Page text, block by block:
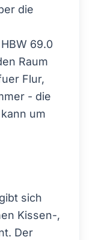
die
69.0
Raum
Flur,
- die
um
sich
Kissen-,
Der